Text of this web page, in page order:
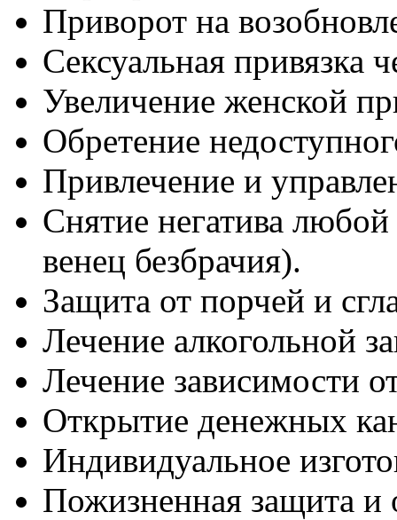
Приворот на
Сексуальная привязка
Увеличение женской
Обретение
Привлечение и
Снятие негатива
венец безбрачия).
Защита от порчей и
Лечение алкогольной
Лечение зависимости
Открытие денежных
Индивидуальное
Пожизненная защита и